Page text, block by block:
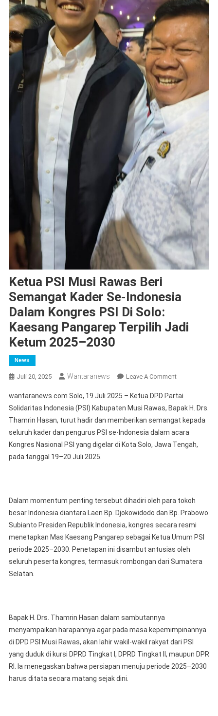
Ketua PSI Musi Rawas Beri
Semangat Kader Se-Indonesia
Dalam Kongres PSI Di Solo:
Kaesang Pangarep Terpilih Jadi
Ketum 2025–2030
News
Juli 20, 2025 Wantaranews Leave A CommentOn
PSI
Musi
Rawas
Beri
Semangat
Kongres
PSI
wantaranews.com Solo, 19 Juli 2025 – Ketua DPD Partai
Solidaritas Indonesia (PSI) Kabupaten Musi Rawas, Bapak H. Drs.
Thamrin Hasan, turut hadir dan memberikan semangat kepada
seluruh kader dan pengurus PSI se-Indonesia dalam acara
Kongres Nasional PSI yang digelar di Kota Solo, Jawa Tengah,
pada tanggal 19–20 Juli 2025.
Dalam momentum penting tersebut dihadiri oleh para tokoh
besar Indonesia diantara Laen Bp. Djokowidodo dan Bp. Prabowo
Subianto Presiden Republik Indonesia, kongres secara resmi
menetapkan Mas Kaesang Pangarep sebagai Ketua Umum PSI
periode 2025–2030. Penetapan ini disambut antusias oleh
seluruh peserta kongres, termasuk rombongan dari Sumatera
Selatan.
Bapak H. Drs. Thamrin Hasan dalam sambutannya
menyampaikan harapannya agar pada masa kepemimpinannya
di DPD PSI Musi Rawas, akan lahir wakil-wakil rakyat dari PSI
yang duduk di kursi DPRD Tingkat I, DPRD Tingkat II, maupun DPR
RI. Ia menegaskan bahwa persiapan menuju periode 2025–2030
harus ditata secara matang sejak dini.